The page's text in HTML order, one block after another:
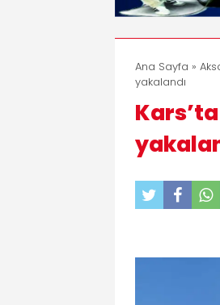
Ana Sayfa »
yakalandı